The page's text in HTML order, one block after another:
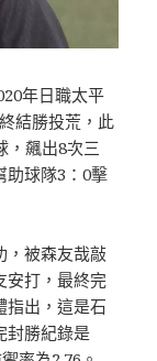
年日職太平
結勝投荒，此
，飆出8次三
助球隊3：0擊
，被森友哉敲
安打，最終完
指出，這是石
封勝紀錄是